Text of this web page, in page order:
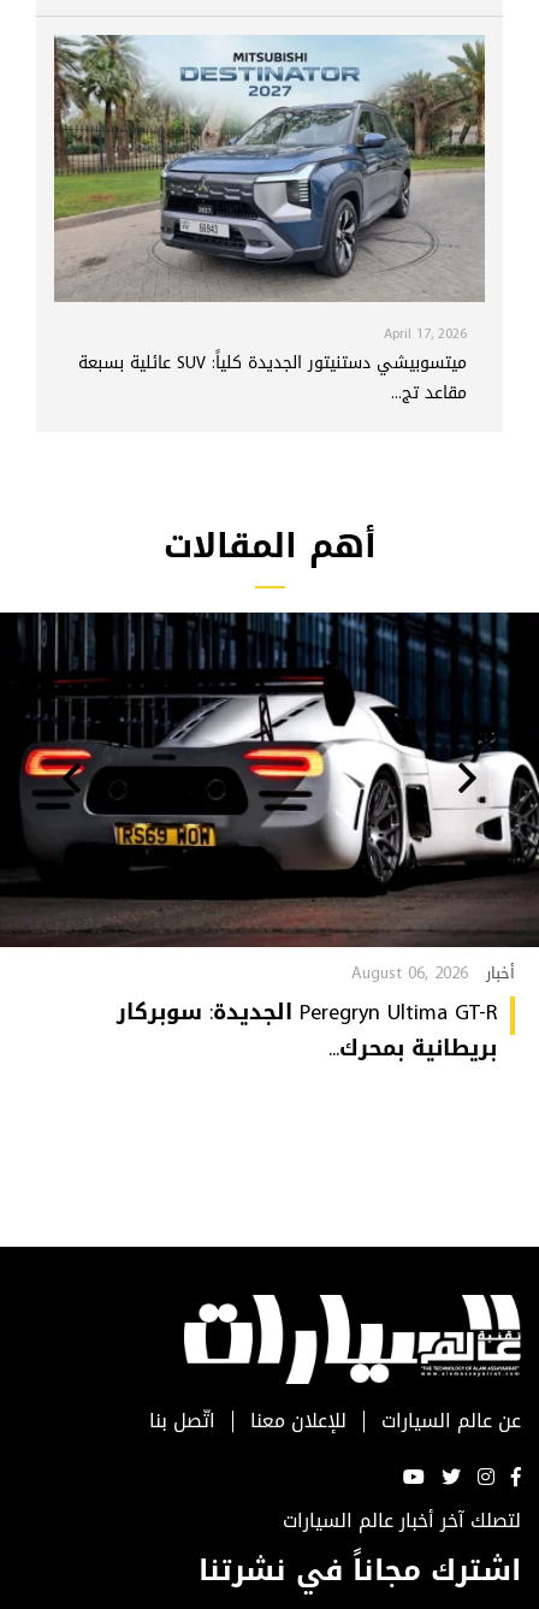
April 17, 2026
ميتسوبيشي دستنيتور الجديدة كلياً: SUV عائلية بسبعة
مقاعد تج...
أهم المقالات
أخبار August 06, 2026
Peregryn Ultima GT-R الجديدة: سوبركار
بريطانية بمحرك...
عن عالم السيارات للإعلان معنا اتّصل بنا
لتصلك آخر أخبار عالم السيارات
اشترك مجاناً في نشرتنا